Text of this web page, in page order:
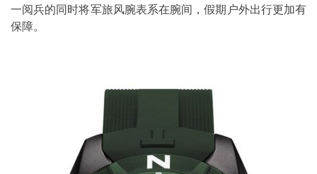
一阅兵的同时将军旅风腕表系在腕间，假期户外出行更加有
保障。